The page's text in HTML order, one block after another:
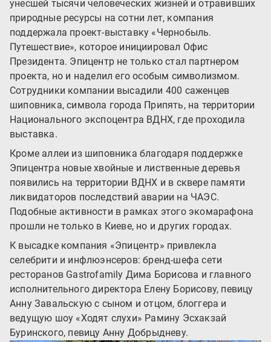
унесшей тысячи человеческих жизней и отравивших
природные ресурсы на сотни лет, компания
поддержала проект-выставку «Чернобыль.
Путешествие», которое инициировал Офис
Президента. Эпицентр не только стал партнером
проекта, но и наделил его особым символизмом.
Сотрудники компании высадили 400 саженцев
шиповника, символа города Припять, на территории
Национального экспоцентра ВДНХ, где проходила
выставка.
Кроме аллеи из шиповника благодаря поддержке
Эпицентра новые хвойные и лиственные деревья
появились на территории ВДНХ и в сквере памяти
ликвидаторов последствий аварии на ЧАЭС.
Подобные активности в рамках этого экомарафона
прошли не только в Киеве, но и других городах.
К высадке компания «Эпицентр» привлекла
селебрити и инфлюэнсеров: бренд-шефа сети
ресторанов Gastrofamily Дима Борисова и главного
исполнительного директора Елену Борисову, певицу
Анну Завальскую с сыном и отцом, блоггера и
ведущую шоу «Ходят слухи» Рамину Эсхакзай
Буринского, певицу Анну Добрыдневу.